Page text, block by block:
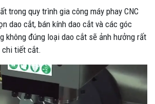
trong quy trình gia công máy phay CNC
dao cắt, bán kính dao cắt và các góc
không đúng loại dao cắt sẽ ảnh hưởng rất
chi tiết cắt.